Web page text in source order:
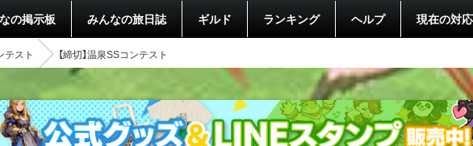
の掲示板 みんなの旅日誌 ギルド ランキング ヘルプ 現在の対
テスト 【締切】温泉SSコンテスト